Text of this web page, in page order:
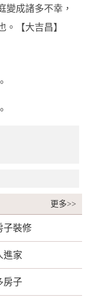
變成諸多不幸，
。【大吉昌】
更多>>
子裝修
進家
房子